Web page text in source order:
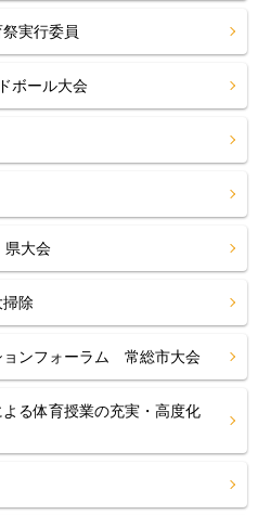
実行委員
ボール大会
大会
除
ンフォーラム 常総市大会
る体育授業の充実・高度化